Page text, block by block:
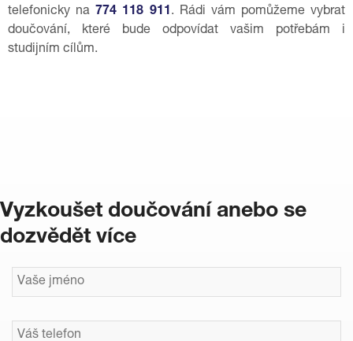
telefonicky na 774 118 911. Rádi vám pomůžeme vybrat
doučování, které bude odpovídat vašim potřebám i
studijním cílům.
Vyzkoušet doučování anebo se
dozvědět více